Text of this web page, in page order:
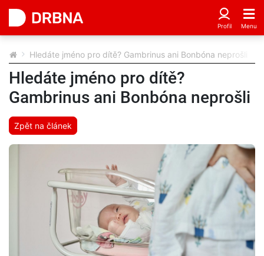
Hledáte jméno pro dítě? Gambrinus ani Bonbóna neprošli
Hledáte jméno pro dítě?
Gambrinus ani Bonbóna neprošli
Zpět na článek